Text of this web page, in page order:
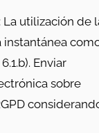
utilización de
instantánea
Enviar
sobre